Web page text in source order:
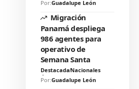
Por:Guadalupe León
Migración
Panamá despliega
986 agentes para
operativo de
Semana Santa
DestacadaNacionales
Por:Guadalupe León